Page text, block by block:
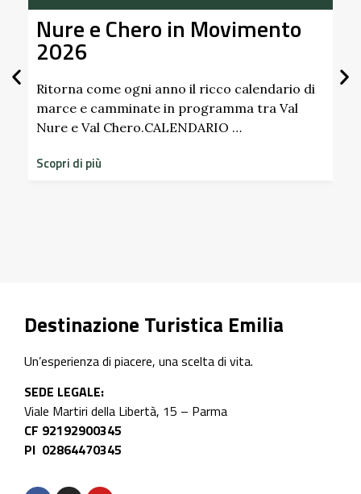
di
Alla Scoperta dei Profumi del
Giardino del Castello di
Pallavicino
Scopri i profumi inaspettati di erbe e frutti
storico del Castello di Scipione …
Destinazione Turistica Emilia
Un’esperienza di piacere, una scelta di vita.
SEDE LEGALE:
Viale Martiri della Libertà, 15 – Parma
CF 92192900345
PI 02864470345